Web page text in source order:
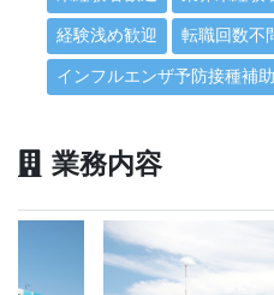
経験浅め歓迎 転職回数不
インフルエンザ予防接種補
業務内容